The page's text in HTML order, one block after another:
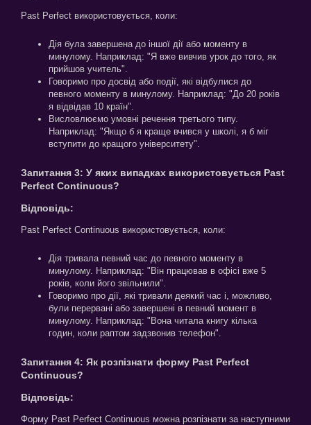
Past Perfect використовується, коли:
Дія була завершена до іншої дії або моменту в
минулому. Наприклад: "Я вже вивчив урок до того, як
прийшов учитель".
Говоримо про досвід або події, які відбулися до
певного моменту в минулому. Наприклад: "До 20 років
я відвідав 10 країн".
Висловлюємо умовні речення третього типу.
Наприклад: "Якщо б я краще вчився у школі, я б міг
вступити до кращого університету".
Запитання 3: У яких випадках використовується Past
Perfect Continuous?
Відповідь:
Past Perfect Continuous використовується, коли:
Дія тривала певний час до певного моменту в
минулому. Наприклад: "Він працював в офісі вже 5
років, коли його звільнили".
Говоримо про дії, які тривали деякий час і, можливо,
були перервані або завершені в певний момент в
минулому. Наприклад: "Вона читала книгу кілька
годин, коли раптом задзвонив телефон".
Запитання 4: Як розпізнати форму Past Perfect
Continuous?
Відповідь:
Форму Past Perfect Continuous можна розпізнати за наступними